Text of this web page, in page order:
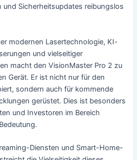
Sicherheitsupdates reibungslos
modernen Lasertechnologie, KI-
und vielseitiger
macht den VisionMaster Pro 2 zu
Gerät. Er ist nicht nur für den
sondern auch für kommende
gerüstet. Dies ist besonders
und Investoren im Bereich
Diensten und Smart-Home-